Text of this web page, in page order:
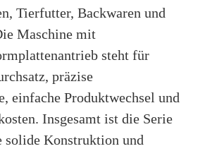
Tierfutter, Backwaren und
Maschine mit
steht für
präzise
einfache Produktwechsel und
Insgesamt ist die Serie
Konstruktion und